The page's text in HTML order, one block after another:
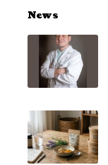
News